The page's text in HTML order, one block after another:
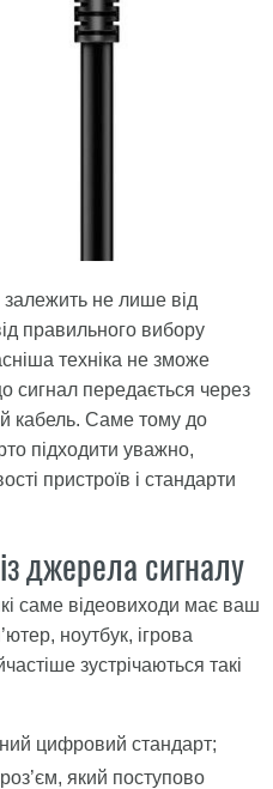
залежить не лише від
правильного вибору
техніка не зможе
сигнал передається через
кабель. Саме тому до
підходити уважно,
пристроїв і стандарти
джерела сигналу
саме відеовиходи має ваш
ноутбук, ігрова
зустрічаються такі
цифровий стандарт;
який поступово